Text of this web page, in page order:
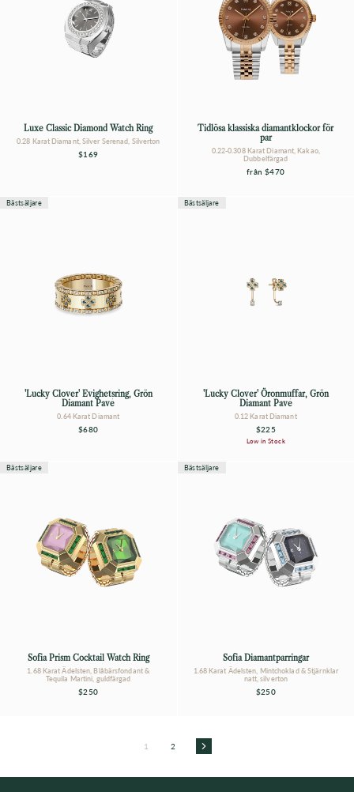
Luxe Classic Diamond Watch Ring
0.28 Karat Diamant, Silver Serenad, Silverton
$169
Tidlösa klassiska diamantklockor för
par
0.22-0.308 Karat Diamant, Kakao,
Dubbelfärgad
från $470
Bästsäljare
'Lucky Clover' Evighetsring, Grön
Diamant Pavé
0.64 Karat Diamant
$680
Bästsäljare
'Lucky Clover' Öronmuffar, Grön
Diamant Pavé
0.12 Karat Diamant
$225
Low in Stock
Bästsäljare
Sofia Prism Cocktail Watch Ring
1.68 Karat Ädelsten, Blåbärsfondant &
Tequila Martini, guldfärgad
$250
Bästsäljare
Sofia Diamantparringar
1.68 Karat Ädelsten, Mintchoklad & Stjärnklar
natt, silverton
$250
1 2 Nästa